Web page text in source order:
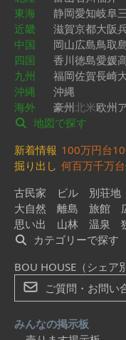
東海
静岡愛知岐阜
近畿
滋賀京都大阪
中国
岡山広島鳥取
四国
香川徳島愛媛
九州
福岡佐賀長崎
沖縄
沖縄
海外
豪州北米欧州
地図で探す
新着情報 100万円台
掘り出し 何百万千万台
古民家
ビル 別荘地
大自然
離島 旅館
思い出
山林 温泉
カテゴリーで探す
BOU HOUSE（シェア
ご質問・お問い
みんなの掲示板